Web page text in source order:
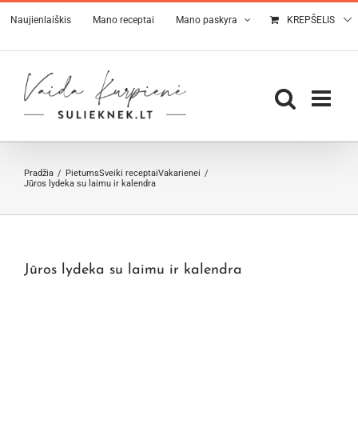
Skip
to
content
Naujienlaiškis Mano receptai Mano paskyra KREPŠELIS
Pradžia PietumsSveiki receptaiVakarienei
Jūros lydeka su laimu ir kalendra
Jūros lydeka su laimu ir kalendra